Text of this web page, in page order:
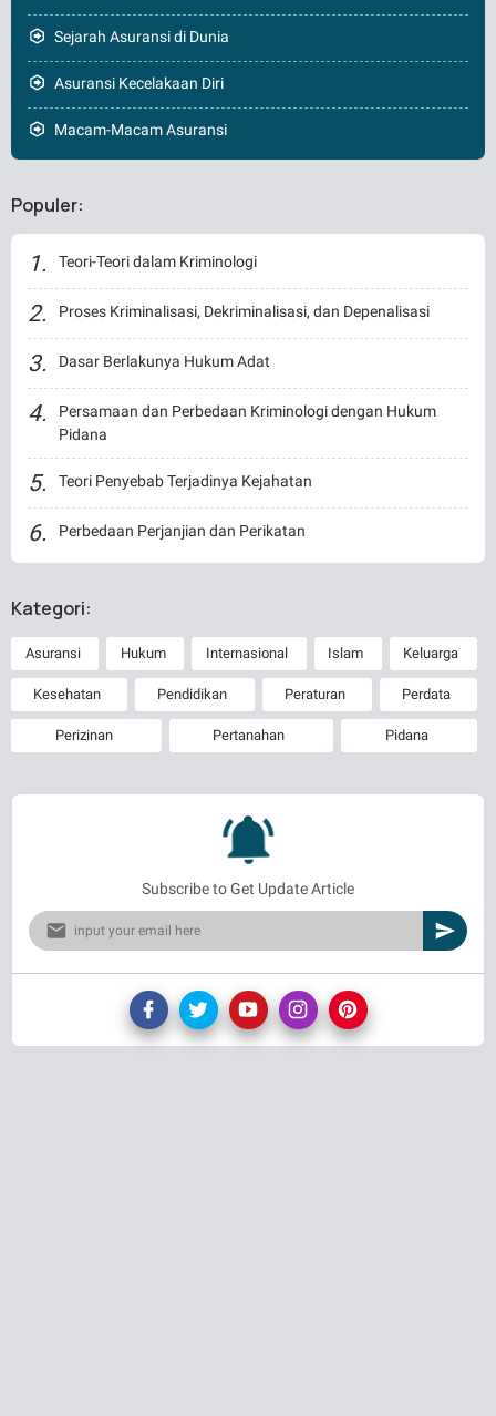
Sejarah Asuransi di Dunia
Asuransi Kecelakaan Diri
Macam-Macam Asuransi
Populer:
Teori-Teori dalam Kriminologi
Proses Kriminalisasi, Dekriminalisasi, dan Depenalisasi
Dasar Berlakunya Hukum Adat
Persamaan dan Perbedaan Kriminologi dengan Hukum
Pidana
Teori Penyebab Terjadinya Kejahatan
Perbedaan Perjanjian dan Perikatan
Kategori:
Asuransi Hukum Internasional Islam Keluarga
Kesehatan Pendidikan Peraturan Perdata
Perizinan Pertanahan Pidana
Subscribe to Get Update Article